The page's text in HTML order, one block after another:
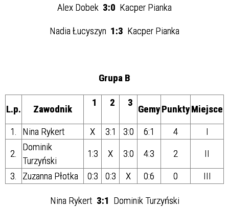
Alex Dobek 3:0 Kacper Pianka
Nadia Łucyszyn 1:3 Kacper Pianka
Grupa B
L.p. Zawodnik
1 2 3
GemyPunktyMiejsce
1.
Nina Rykert X 3:1 3:0 6:1 4
I
2.
Dominik
Turzyński
1:3 X 3:0 4:3 2
II
3.
Zuzanna Płotka 0:3 0:3 X 0:6 0 III
Nina Rykert 3:1 Dominik Turzyński